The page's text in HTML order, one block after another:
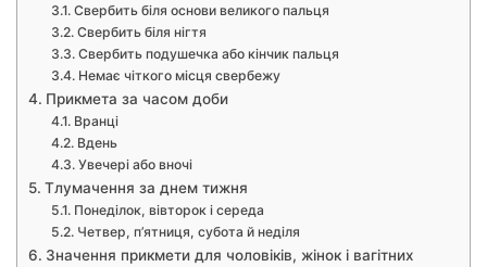
Свербить біля основи великого пальця
Свербить біля нігтя
Свербить подушечка або кінчик пальця
Немає чіткого місця свербежу
Прикмета за часом доби
Вранці
Вдень
Увечері або вночі
Тлумачення за днем тижня
Понеділок, вівторок і середа
Четвер, п’ятниця, субота й неділя
Значення прикмети для чоловіків, жінок і вагітних